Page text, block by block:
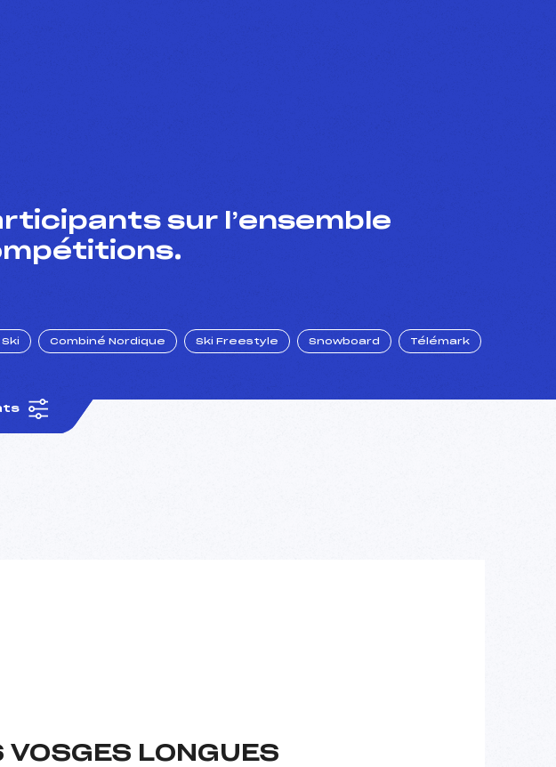
sur l’ensemble
Combiné Nordique Ski Freestyle Snowboard Télémark
LONGUES